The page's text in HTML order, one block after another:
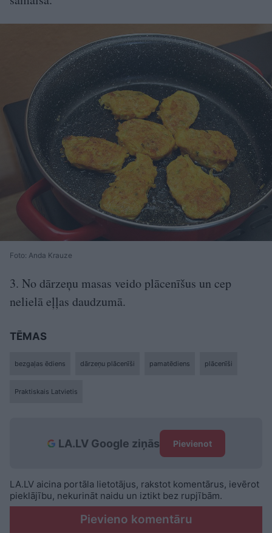
Foto: Anda Krauze
3. No dārzeņu masas veido plācenīšus un cep
nelielā eļļas daudzumā.
TĒMAS
bezgaļas ēdiens dārzeņu plācenīši pamatēdiens plācenīši
Praktiskais Latvietis
LA.LV Google ziņās Pievienot
LA.LV aicina portāla lietotājus, rakstot komentārus, ievērot
pieklājību, nekurināt naidu un iztikt bez rupjībām.
Pievieno komentāru